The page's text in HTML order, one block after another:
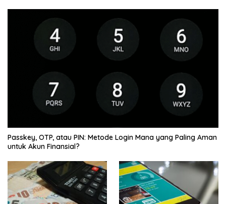
Passkey, OTP, atau PIN: Metode Login Mana yang Paling Aman
untuk Akun Finansial?